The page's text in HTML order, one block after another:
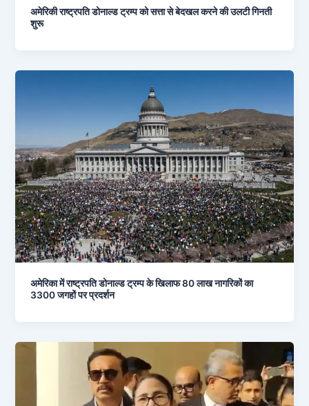
अमेरिकी राष्ट्रपति डोनाल्ड ट्रम्प को सत्ता से बेदखल करने की उलटी गिनती
शुरू
अमेरिका में राष्ट्रपति डोनाल्ड ट्रम्प के खिलाफ 80 लाख नागरिकों का
3300 जगहों पर प्रदर्शन